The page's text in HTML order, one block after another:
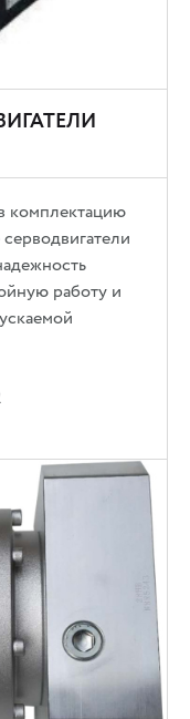
комплектацию
работу и